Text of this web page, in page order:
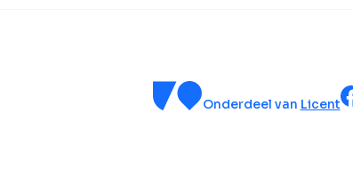
Onderdeel van Licent